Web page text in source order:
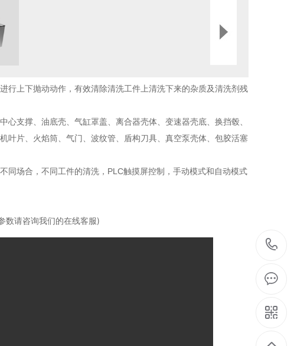
行上下抛动动作，有效清除清洗工件上清洗下来的杂质及清洗剂残
支撑、油底壳、气缸罩盖、离合器壳体、变速器壳底、换挡毂、
叶片、火焰筒、气门、波纹管、盾构刀具、真空泵壳体、包胶活塞
同场合，不同工件的清洗，PLC触摸屏控制，手动模式和自动模式
数请咨询我们的在线客服)